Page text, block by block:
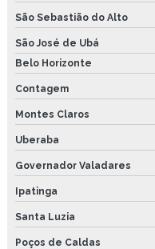
Pasta de montagem preço
Pasta de montagem são
Lubrificante atoxico joão
São Sebastião do Alto
São José de Ubá
Belo Horizonte
Contagem
Montes Claros
Uberaba
Governador Valadares
Ipatinga
Santa Luzia
Poços de Caldas